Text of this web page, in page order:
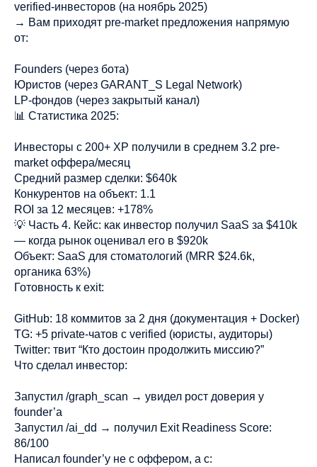
verified-инвесторов (на ноябрь 2025)
→ Вам приходят pre-market предложения напрямую
от:
Founders (через бота)
Юристов (через GARANT_S Legal Network)
LP-фондов (через закрытый канал)
📊 Статистика 2025:
Инвесторы с 200+ XP получили в среднем 3.2 pre-
market оффера/месяц
Средний размер сделки: $640k
Конкурентов на объект: 1.1
ROI за 12 месяцев: +178%
💡 Часть 4. Кейс: как инвестор получил SaaS за $410k
— когда рынок оценивал его в $920k
Объект: SaaS для стоматологий (MRR $24.6k,
органика 63%)
Готовность к exit:
GitHub: 18 коммитов за 2 дня (документация + Docker)
TG: +5 private-чатов с verified (юристы, аудиторы)
Twitter: твит “Кто достоин продолжить миссию?”
Что сделал инвестор:
Запустил /graph_scan → увидел рост доверия у
founder’а
Запустил /ai_dd → получил Exit Readiness Score:
86/100
Написал founder’у не с оффером, а с: